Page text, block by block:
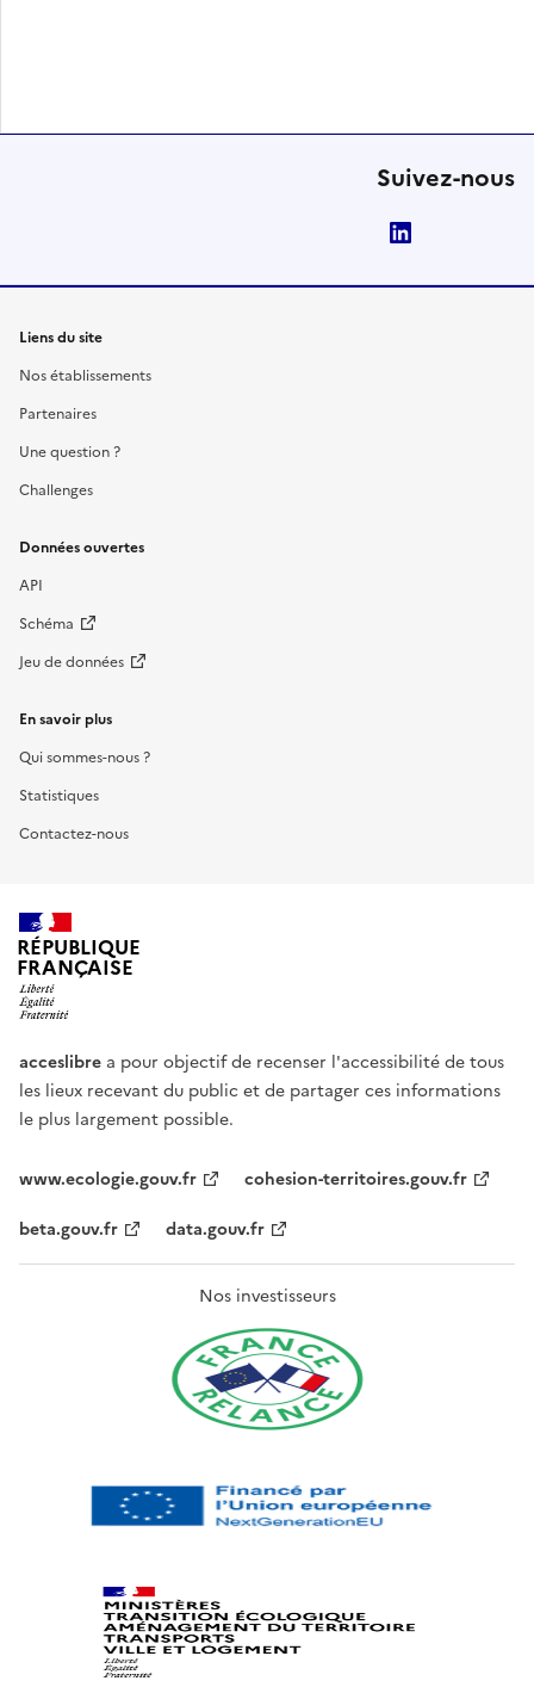
Suivez-nous
Liens du site
Nos établissements
Partenaires
Une question ?
Challenges
Données ouvertes
API
Schéma
Jeu de données
En savoir plus
Qui sommes-nous ?
Statistiques
Contactez-nous
RÉPUBLIQUE
FRANÇAISE
acceslibre a pour objectif de recenser l'accessibilité de tous
les lieux recevant du public et de partager ces informations
le plus largement possible.
www.ecologie.gouv.fr
cohesion-territoires.gouv.fr
beta.gouv.fr
data.gouv.fr
Nos investisseurs